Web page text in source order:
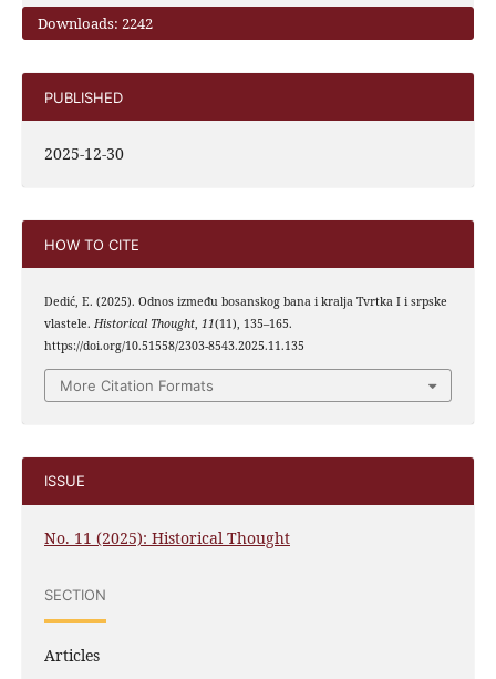
Downloads: 2242
PUBLISHED
2025-12-30
HOW TO CITE
Dedić, E. (2025). Odnos između bosanskog bana i kralja Tvrtka I i srpske
vlastele. Historical Thought, 11(11), 135–165.
https://doi.org/10.51558/2303-8543.2025.11.135
More Citation Formats
ISSUE
No. 11 (2025): Historical Thought
SECTION
Articles